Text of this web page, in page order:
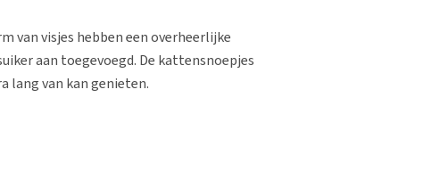
van visjes hebben een overheerlijke
aan toegevoegd. De kattensnoepjes
lang van kan genieten.